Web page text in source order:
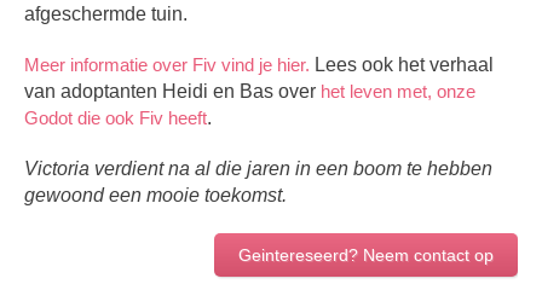
afgeschermde tuin.
Meer informatie over Fiv vind je hier. Lees ook het verhaal
van adoptanten Heidi en Bas over het leven met, onze
Godot die ook Fiv heeft.
Victoria verdient na al die jaren in een boom te hebben
gewoond een mooie toekomst.
Geintereseerd? Neem contact op